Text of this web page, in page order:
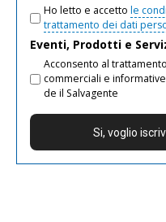
Ho letto e accetto le
trattamento dei dati
Eventi, Prodotti e
Acconsento al
commerciali e
de il Salvagente